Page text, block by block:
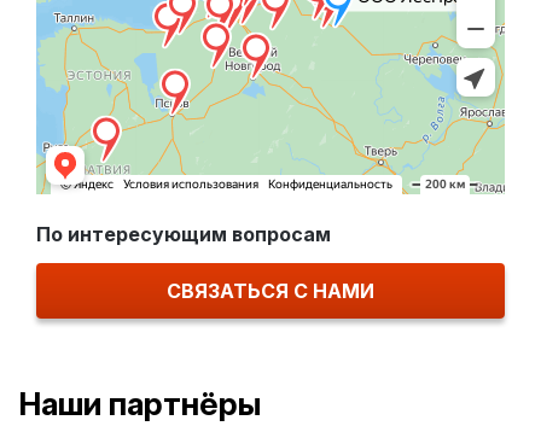
По интересующим вопросам
СВЯЗАТЬСЯ С НАМИ
Наши партнёры